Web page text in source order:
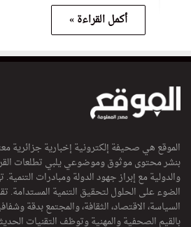
أكمل القراءة »
الموقع هي صحيفة إلكترونية إخبارية جزائرية
بنشر محتوى موثوق وموضوعي يلبي تطلعات
والدولية مع إبراز جهود الدولة ومبادرات
الضوء على الحلول لتحقيق التنمية
السياسة، الاقتصاد، الثقافة، والمجتمع بدقة
بالقيم الصحفية والمهنية وتوظف التقنيات